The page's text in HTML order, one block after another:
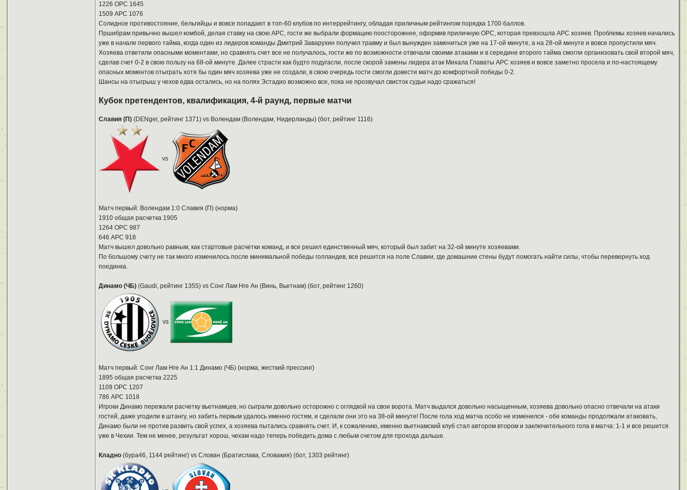
1226 ОРС 1645
1509 АРС 1076
Солидное противостояние, бельгийцы и вовсе попадают в топ-60 клубов по интеррейтингу, обладая приличным рейтингом порядка 1700 баллов.
Пршибрам привычно вышел комбой, делая ставку на свою АРС, гости же выбрали формацию поосторожнее, оформив приличную ОРС, которая превзошла АРС хозяев. Проблемы хозяев начались
уже в начале первого тайма, когда один из лидеров команды Дмитрий Заварухин получил травму и был вынужден замениться уже на 17-ой минуте, а на 28-ой минуте и вовсе пропустили мяч.
Хозяева ответили опасными моментами, но сравнять счет все не получалось, гости же по возможности отвечали своими атаками и в середине второго тайма смогли организовать свой второй мяч,
сделав счет 0-2 в свою пользу на 68-ой минуте. Далее страсти как будто подугасли, после скорой замены лидера атак Михала Главаты АРС хозяев и вовсе заметно просела и по-настоящему
опасных моментов отыграть хотя бы один мяч хозяева уже не создали, в свою очередь гости смогли довести матч до комфортной победы 0-2.
Шансы на отыгрыш у чехов едва остались, но на полях Эстадио возможно все, пока не прозвучал свисток судьи надо сражаться!
Кубок претендентов, квалификация, 4-й раунд, первые матчи
Славия (П) (DENger, рейтинг 1371) vs Волендам (Волендам, Нидерланды) (бот, рейтинг 1116)
vs
Матч первый: Волендам 1:0 Славия (П) (норма)
1910 общая расчетка 1905
1264 ОРС 987
646 АРС 918
Матч вышел довольно равным, как стартовые расчетки команд, и все решил единственный мяч, который был забит на 32-ой минуте хозяевами.
По большому счету не так много изменилось после минимальной победы голландев, все решится на поле Славии, где домашние стены будут помогать найти силы, чтобы перевернуть ход
поединка.
Динамо (ЧБ) (Gaudi, рейтинг 1355) vs Сонг Лам Нге Ан (Винь, Вьетнам) (бот, рейтинг 1260)
vs
Матч первый: Сонг Лам Нге Ан 1:1 Динамо (ЧБ) (норма, жесткий прессинг)
1895 общая расчетка 2225
1109 ОРС 1207
786 АРС 1018
Игроки Динамо пережали расчетку вьетнамцев, но сыграли довольно осторожно с оглядкой на свои ворота. Матч выдался довольно насыщенным, хозяева довольно опасно отвечали на атаки
гостей, даже угодили в штангу, но забить первым удалось именно гостям, и сделали они это на 38-ой минуте! После гола ход матча особо не изменился - обе команды продолжали атаковать,
Динамо были не против развить свой успех, а хозяева пытались сравнять счет. И, к сожалению, именно вьетнамский клуб стал автором втором и заключительного гола в матча: 1-1 и все решится
уже в Чехии. Тем не менее, результат хорош, чехам надо теперь победить дома с любым счетом для прохода дальше.
Кладно (бура46, 1144 рейтинг) vs Слован (Братислава, Словакия) (бот, 1303 рейтинг)